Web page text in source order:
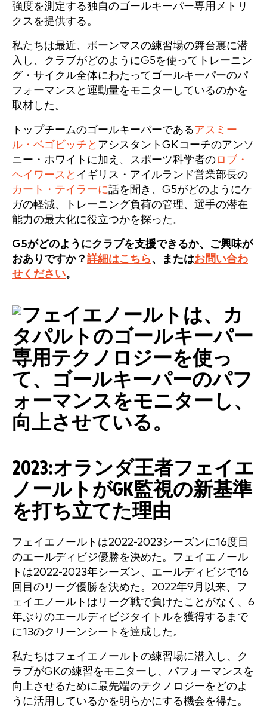
強度を測定する独自のゴールキーパー専用メトリ
クスを提供する。
私たちは最近、ボーンマスの練習場の舞台裏に潜
入し、クラブがどのようにG5を使ってトレーニン
グ・サイクル全体にわたってゴールキーパーのパ
フォーマンスと運動量をモニターしているのかを
取材した。
トップチームのゴールキーパーであるアスミー
ル・ベゴビッチと アシスタントGKコーチのアンソ
ニー・ホワイトに加え、スポーツ科学者のロブ・
ヘイワースと イギリス・アイルランド営業部長の
カート・テイラーに話を聞き、G5がどのようにケ
ガの軽減、トレーニング負荷の管理、選手の潜在
能力の最大化に役立つかを探った。
G5がどのようにクラブを支援できるか、ご興味が
おありですか？ 詳細はこちら、またはお問い合わ
せください。
2023:オランダ王者フェイエ
ノールトがGK監視の新基準
を打ち立てた理由
フェイエノールトは2022-2023シーズンに16度目
のエールディビジ優勝を決めた。フェイエノール
トは2022-2023年シーズン、エールディビジで16
回目のリーグ優勝を決めた。2022年9月以来、フ
ェイエノールトはリーグ戦で負けたことがなく、6
年ぶりのエールディビジタイトルを獲得するまで
に13のクリーンシートを達成した。
私たちはフェイエノールトの練習場に潜入し、ク
ラブがGKの練習をモニターし、パフォーマンスを
向上させるために最先端のテクノロジーをどのよ
うに活用しているかを明らかにする機会を得た。